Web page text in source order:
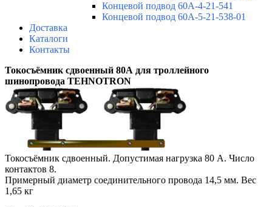
Концевой подвод 60А-4-21-541
Концевой подвод 60А-5-21-538-01
Доставка
Каталоги
Контакты
Токосъёмник сдвоенный 80А для троллейного
шинопровода TEHNOTRON
Токосъёмник сдвоенный. Допустимая нагрузка 80 А. Число
контактов 8.
Примерный диаметр соединительного провода 14,5 мм. Вес
1,65 кг